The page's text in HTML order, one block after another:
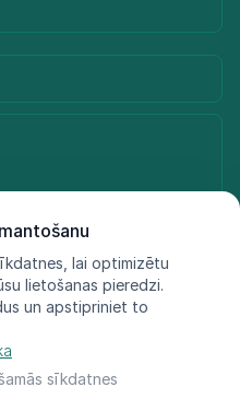
lai optimizētu
lietošanas pieredzi.
un apstipriniet to
sīkdatnes